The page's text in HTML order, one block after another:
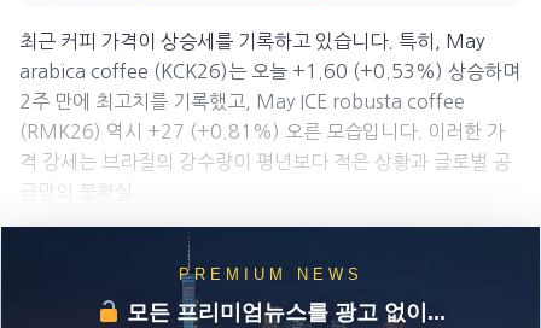
최근 커피 가격이 상승세를 기록하고 있습니다. 특히, May
arabica coffee (KCK26)는 오늘 +1.60 (+0.53%) 상승하며
2주 만에 최고치를 기록했고, May ICE robusta coffee
(RMK26) 역시 +27 (+0.81%) 오른 모습입니다. 이러한 가
격 강세는 브라질의 강수량이 평년보다 적은 상황과 글로벌 공
급망의 불확실...
PREMIUM NEWS
모든 프리미엄뉴스를 광고 없이...